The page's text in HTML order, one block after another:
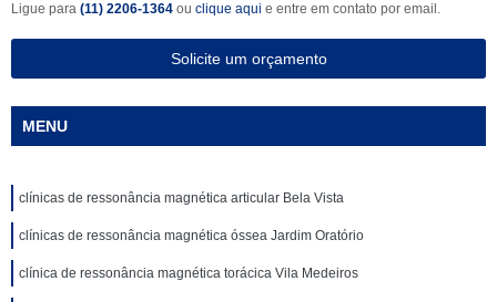
Ligue para (11) 2206-1364 ou clique aqui e entre em contato por email.
Solicite um orçamento
MENU
clínicas de ressonância magnética articular Bela Vista
clínicas de ressonância magnética óssea Jardim Oratório
clínica de ressonância magnética torácica Vila Medeiros